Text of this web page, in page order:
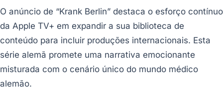
O anúncio de “Krank Berlin” destaca o esforço contínuo
da Apple TV+ em expandir a sua biblioteca de
conteúdo para incluir produções internacionais. Esta
série alemã promete uma narrativa emocionante
misturada com o cenário único do mundo médico
alemão.